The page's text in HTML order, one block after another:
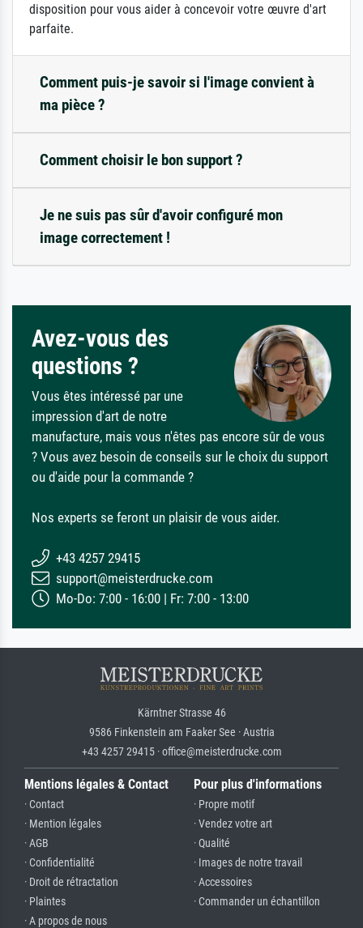
disposition pour vous aider à concevoir votre œuvre d'art
parfaite.
Comment puis-je savoir si l'image convient à
ma pièce ?
Comment choisir le bon support ?
Je ne suis pas sûr d'avoir configuré mon
image correctement !
Avez-vous des
questions ?
Vous êtes intéressé par une
impression d'art de notre
manufacture, mais vous n'êtes pas encore sûr de vous
? Vous avez besoin de conseils sur le choix du support
ou d'aide pour la commande ?
Nos experts se feront un plaisir de vous aider.
+43 4257 29415
support@meisterdrucke.com
Mo-Do: 7:00 - 16:00 | Fr: 7:00 - 13:00
Kärntner Strasse 46
9586 Finkenstein am Faaker See · Austria
+43 4257 29415 · office@meisterdrucke.com
Mentions légales & Contact
· Contact
· Mention légales
· AGB
· Confidentialité
· Droit de rétractation
· Plaintes
· A propos de nous
Pour plus d'informations
· Propre motif
· Vendez votre art
· Qualité
· Images de notre travail
· Accessoires
· Commander un échantillon